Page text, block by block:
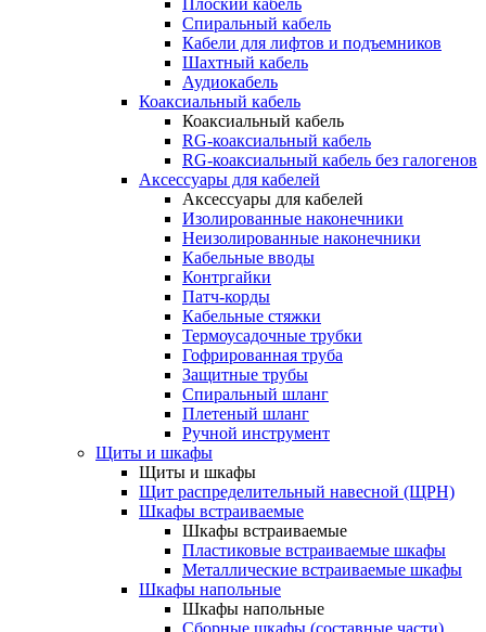
Плоский кабель
Спиральный кабель
Кабели для лифтов и подъемников
Шахтный кабель
Аудиокабель
Коаксиальный кабель
Коаксиальный кабель
RG-коаксиальный кабель
RG-коаксиальный кабель без галогенов
Аксессуары для кабелей
Аксессуары для кабелей
Изолированные наконечники
Неизолированные наконечники
Кабельные вводы
Контргайки
Патч-корды
Кабельные стяжки
Термоусадочные трубки
Гофрированная труба
Защитные трубы
Спиральный шланг
Плетеный шланг
Ручной инструмент
Щиты и шкафы
Щиты и шкафы
Щит распределительный навесной (ЩРН)
Шкафы встраиваемые
Шкафы встраиваемые
Пластиковые встраиваемые шкафы
Металлические встраиваемые шкафы
Шкафы напольные
Шкафы напольные
Сборные шкафы (составные части)